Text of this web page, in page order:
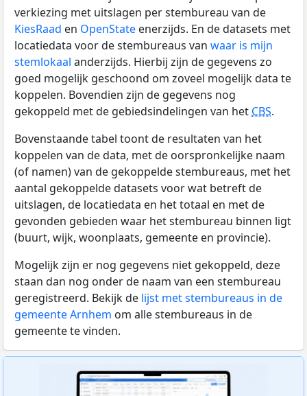
verkiezing met uitslagen per stembureau van de
KiesRaad en OpenState enerzijds. En de datasets met
locatiedata voor de stembureaus van waar is mijn
stemlokaal anderzijds. Hierbij zijn de gegevens zo
goed mogelijk geschoond om zoveel mogelijk data te
koppelen. Bovendien zijn de gegevens nog
gekoppeld met de gebiedsindelingen van het CBS.
Bovenstaande tabel toont de resultaten van het
koppelen van de data, met de oorspronkelijke naam
(of namen) van de gekoppelde stembureaus, met het
aantal gekoppelde datasets voor wat betreft de
uitslagen, de locatiedata en het totaal en met de
gevonden gebieden waar het stembureau binnen ligt
(buurt, wijk, woonplaats, gemeente en provincie).
Mogelijk zijn er nog gegevens niet gekoppeld, deze
staan dan nog onder de naam van een stembureau
geregistreerd. Bekijk de lijst met stembureaus in de
gemeente Arnhem om alle stembureaus in de
gemeente te vinden.